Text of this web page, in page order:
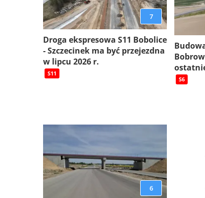
7
Droga ekspresowa S11 Bobolice
- Szczecinek ma być przejezdna
w lipcu 2026 r.
S11
S6
6